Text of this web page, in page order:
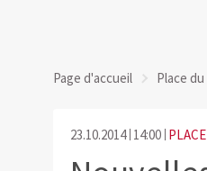
Page d'accueil Place
23.10.2014 14:00